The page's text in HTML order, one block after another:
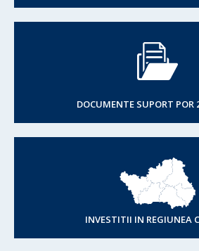
DOCUMENTE SUPORT POR
INVESTITII IN REGIUNEA